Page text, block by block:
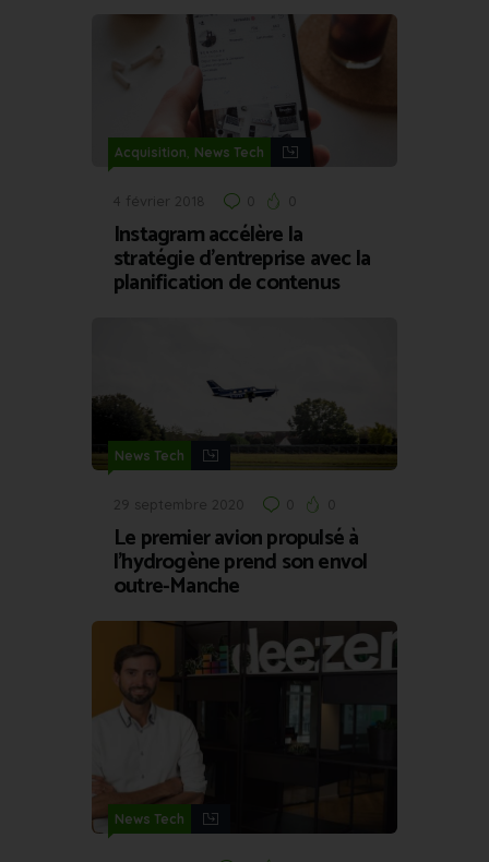
Acquisition, News Tech
4 février 2018 0 0
Instagram accélère la
stratégie d’entreprise avec la
planification de contenus
News Tech
29 septembre 2020 0 0
Le premier avion propulsé à
l’hydrogène prend son envol
outre-Manche
News Tech